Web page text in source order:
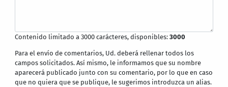
Contenido limitado a 3000 carácteres, disponibles:3000
Para el envío de comentarios, Ud. deberá rellenar todos los
campos solicitados. Así mismo, le informamos que su nombre
aparecerá publicado junto con su comentario, por lo que en caso
que no quiera que se publique, le sugerimos introduzca un alias.